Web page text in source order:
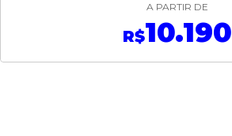
A PARTIR DE
R$10.190